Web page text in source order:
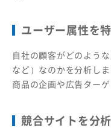
ユーザー属性を
自社の顧客がどのよう
など）なのかを分析し
商品の企画や広告ター
競合サイトを分